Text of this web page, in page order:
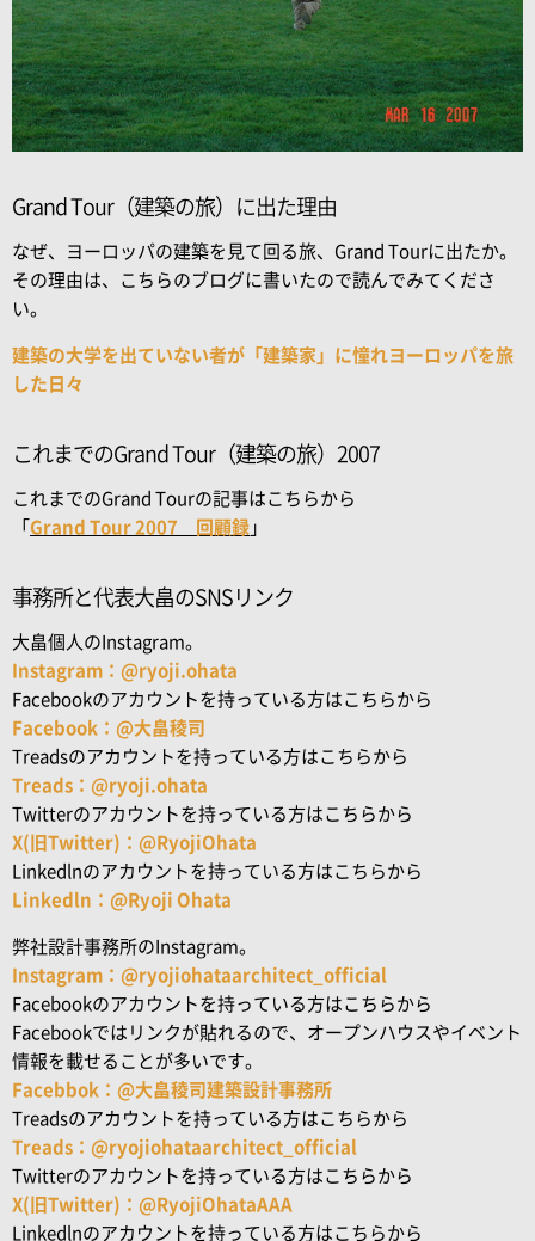
Grand Tour（建築の旅）に出た理由
なぜ、ヨーロッパの建築を見て回る旅、Grand Tourに出たか。
その理由は、こちらのブログに書いたので読んでみてくださ
い。
建築の大学を出ていない者が「建築家」に憧れヨーロッパを旅
した日々
これまでのGrand Tour（建築の旅）2007
これまでのGrand Tourの記事はこちらから
「 Grand Tour 2007 回顧録 」
事務所と代表大畠のSNSリンク
大畠個人のInstagram。
Instagram：@ryoji.ohata
Facebookのアカウントを持っている方はこちらから
Facebook：@大畠稜司
Treadsのアカウントを持っている方はこちらから
Treads：@ryoji.ohata
Twitterのアカウントを持っている方はこちらから
X(旧Twitter)：@RyojiOhata
Linkedlnのアカウントを持っている方はこちらから
Linkedln：@Ryoji Ohata
弊社設計事務所のInstagram。
Instagram：@ryojiohataarchitect_official
Facebookのアカウントを持っている方はこちらから
Facebookではリンクが貼れるので、オープンハウスやイベント
情報を載せることが多いです。
Facebbok：@大畠稜司建築設計事務所
Treadsのアカウントを持っている方はこちらから
Treads：@ryojiohataarchitect_official
Twitterのアカウントを持っている方はこちらから
X(旧Twitter)：@RyojiOhataAAA
Linkedlnのアカウントを持っている方はこちらから